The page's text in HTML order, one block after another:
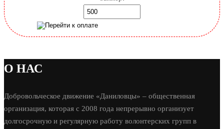
О НАС
Добровольческое движение «Даниловцы» – общественная
организация, которая с 2008 года непрерывно организует
долгосрочную и регулярную работу волонтерских групп в